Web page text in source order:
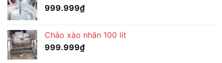
999.999₫
Chảo xào nhân 100 lít
999.999₫